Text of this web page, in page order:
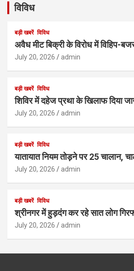
विविध
बड़ी खबरें विविध
अवैध मीट बिक्री के विरोध में विहिप-
July 20, 2026 admin
बड़ी खबरें विविध
शिविर में दहेज प्रथा के खिलाफ दिया
July 20, 2026 admin
बड़ी खबरें विविध
यातायात नियम तोड़ने पर 25 चालान,
July 20, 2026 admin
बड़ी खबरें विविध
श्रीनगर में हुड़दंग कर रहे सात लोग
July 20, 2026 admin